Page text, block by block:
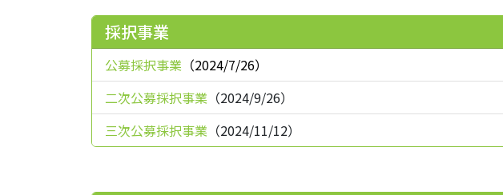
採択事業
公募採択事業 （2024/7/26）
二次公募採択事業 （2024/9/26）
三次公募採択事業 （2024/11/12）